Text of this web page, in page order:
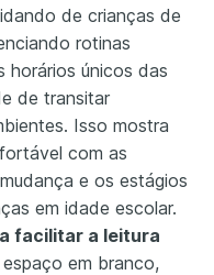
de crianças de
rotinas
únicos das
de transitar
Isso mostra
com as
e os estágios
em idade escolar.
facilitar a leitura
em branco,